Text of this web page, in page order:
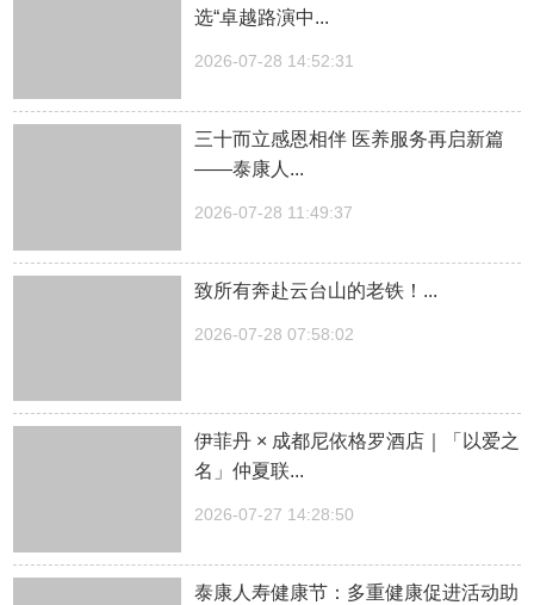
选“卓越路演中...
2026-07-28 14:52:31
三十而立感恩相伴 医养服务再启新篇
——泰康人...
2026-07-28 11:49:37
致所有奔赴云台山的老铁！...
2026-07-28 07:58:02
伊菲丹 × 成都尼依格罗酒店｜「以爱之
名」仲夏联...
2026-07-27 14:28:50
泰康人寿健康节：多重健康促进活动助